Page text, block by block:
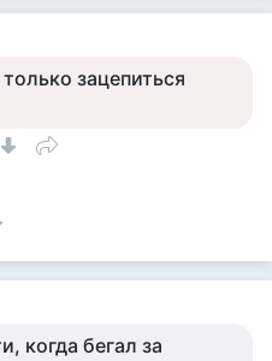
зацепиться
когда бегал за